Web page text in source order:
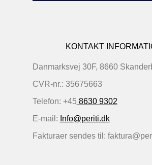
KONTAKT
Danmarksvej 30F, 8660
CVR-nr.: 35675663
Telefon: +45 8630 9302
E-mail: Info@periti.dk
Fakturaer sendes til: